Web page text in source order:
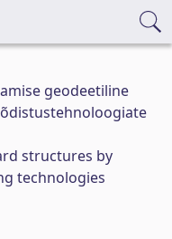
geodeetiline
structures by
technologies